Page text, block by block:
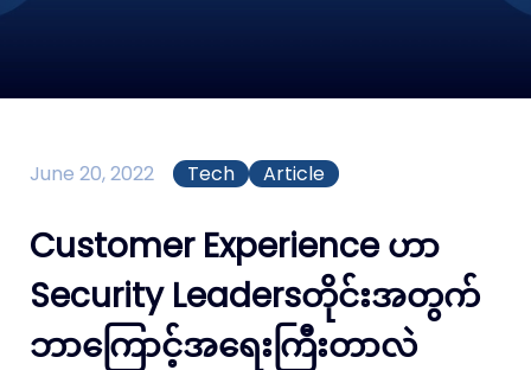
June 20, 2022 Tech Article
Customer Experience ဟာ
Security Leadersတိုင်းအတွက်
ဘာကြောင့်အရေးကြီးတာလဲ